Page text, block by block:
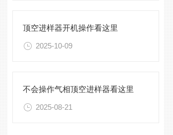
顶空进样器开机操作看这里
2025-10-09
不会操作气相顶空进样器看这里
2025-08-21